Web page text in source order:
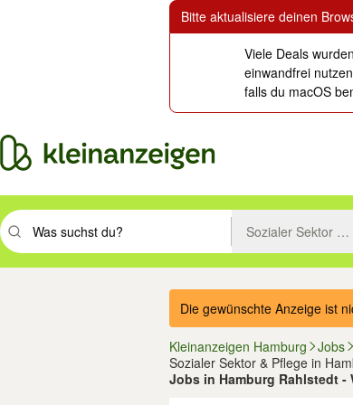
Bitte aktualisiere deinen
Viele Deals
einwandfrei
falls du macOS
Suchbegriff eingeben. Eingabetaste drücken um zu suchen,
Sozialer Sektor &
Die gewünschte Anzeige ist
Kleinanzeigen Hamburg
Jobs
Sozialer Sektor & Pflege in
Jobs in Hamburg Rahlstedt -